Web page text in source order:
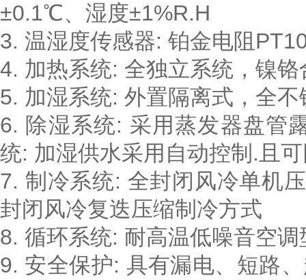
±0.1℃、湿度±1%R.H
3. 温湿度传感器: 铂金电阻
4. 加热系统: 全独立系统，镍
5. 加湿系统: 外置隔离式，全
6. 除湿系统: 采用蒸发器盘管
统: 加湿供水采用自动控制.且
7. 制冷系统: 全封闭风冷单机
封闭风冷复迭压缩制冷方式
8. 循环系统: 耐高温低噪音空
9. 安全保护: 具有漏电、短路